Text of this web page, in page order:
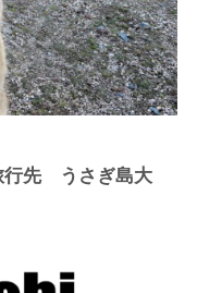
行先 うさぎ島大